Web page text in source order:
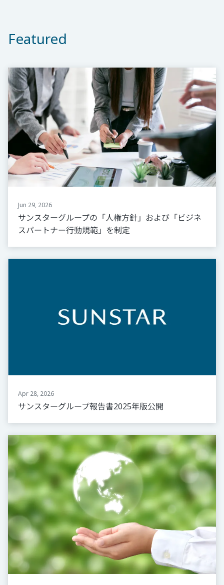
Featured
Jun 29, 2026
サンスターグループの「人権方針」および「ビジネ
スパートナー行動規範」を制定
Apr 28, 2026
サンスターグループ報告書2025年版公開